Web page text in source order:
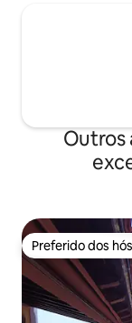
compartidas
apartamentos:
barbacoas y
perfectos para
Outros
Preferido dos
Preferido dos